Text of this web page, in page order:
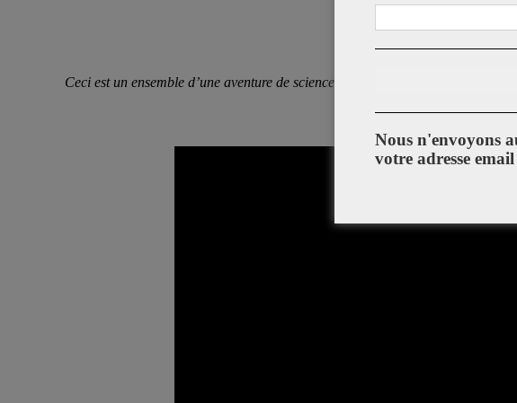
Ceci est un ensemble d’une aventure de science-fiction tissé par 13 garçons et
Nous n'envoyons
votre adresse